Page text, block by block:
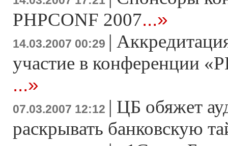
PHPCONF 2007...»
14.03.2007 00:29 |
участие в конференции
...»
07.03.2007 12:12 | ЦБ обяжет
раскрывать банковскую